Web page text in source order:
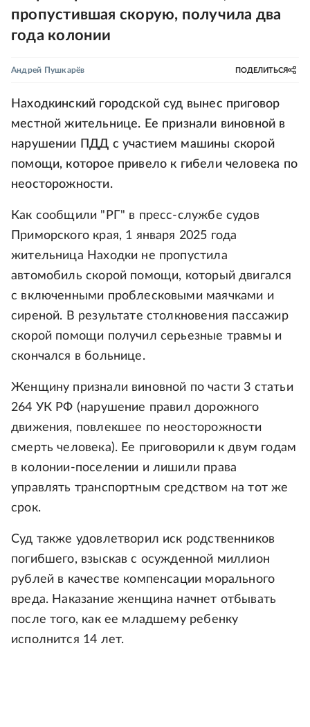
пропустившая скорую, получила два
года колонии
Андрей Пушкарёв ПОДЕЛИТЬСЯ
Находкинский городской суд вынес приговор
местной жительнице. Ее признали виновной в
нарушении ПДД с участием машины скорой
помощи, которое привело к гибели человека по
неосторожности.
Как сообщили "РГ" в пресс-службе судов
Приморского края, 1 января 2025 года
жительница Находки не пропустила
автомобиль скорой помощи, который двигался
с включенными проблесковыми маячками и
сиреной. В результате столкновения пассажир
скорой помощи получил серьезные травмы и
скончался в больнице.
Женщину признали виновной по части 3 статьи
264 УК РФ (нарушение правил дорожного
движения, повлекшее по неосторожности
смерть человека). Ее приговорили к двум годам
в колонии-поселении и лишили права
управлять транспортным средством на тот же
срок.
Суд также удовлетворил иск родственников
погибшего, взыскав с осужденной миллион
рублей в качестве компенсации морального
вреда. Наказание женщина начнет отбывать
после того, как ее младшему ребенку
исполнится 14 лет.